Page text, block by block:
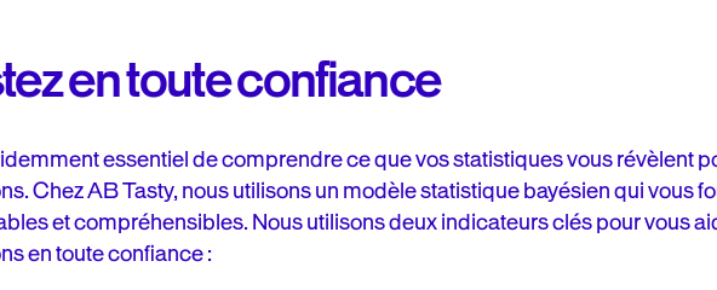
en toute confiance
essentiel de comprendre ce que vos statistiques vous révèlent
Chez AB Tasty, nous utilisons un modèle statistique bayésien qui vous
et compréhensibles. Nous utilisons deux indicateurs clés pour vous
en toute confiance :